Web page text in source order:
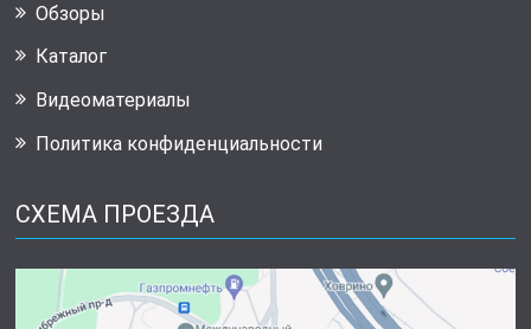
Обзоры
Каталог
Видеоматериалы
Политика конфиденциальности
СХЕМА ПРОЕЗДА